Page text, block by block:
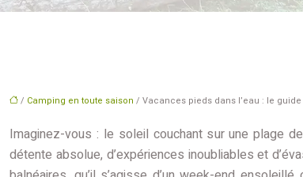
/ Camping en toute saison / Vacances pieds dans l’eau : le
Imaginez-vous : le soleil couchant sur une plage
détente absolue, d’expériences inoubliables et